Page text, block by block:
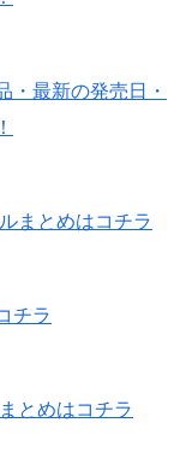
・最新の発売日・
まとめはコチラ
チラ
とめはコチラ